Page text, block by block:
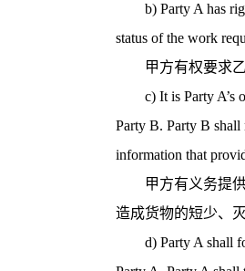
b) Party A has right
status of the work
甲方有权要求乙
c) It is Party A’s
Party B. Party B shall
information that
甲方有义务提供
造成货物的短少、
d) Party A shall